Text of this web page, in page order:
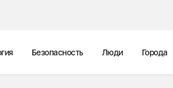
Безопасность Люди Города